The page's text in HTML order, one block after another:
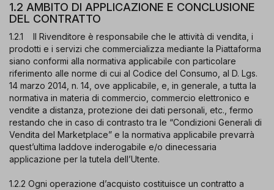
1.2 AMBITO DI APPLICAZIONE E CONCLUSIONE
DEL CONTRATTO
1.2.1 Il Rivenditore è responsabile che le attività di vendita, i
prodotti e i servizi che commercializza mediante la Piattaforma
siano conformi alla normativa applicabile con particolare
riferimento alle norme di cui al Codice del Consumo, al D. Lgs.
14 marzo 2014, n. 14, ove applicabile, e, in generale, a tutta la
normativa in materia di commercio, commercio elettronico e
vendite a distanza, protezione dei dati personali, etc., fermo
restando che in caso di contrasto tra le “Condizioni Generali di
Vendita del Marketplace” e la normativa applicabile prevarrà
quest’ultima laddove inderogabile e/o dinecessaria
applicazione per la tutela dell’Utente.
1.2.2 Ogni operazione d’acquisto costituisce un contratto a